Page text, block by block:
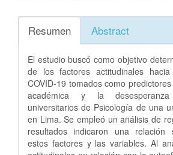
Resumen Abstract
El estudio buscó como objetivo
de los factores actitudinales
COVID-19 tomados como
académica y la
universitarios de Psicología de una
en Lima. Se empleó un análisis de
resultados indicaron una relación
estos factores y las variables. Al